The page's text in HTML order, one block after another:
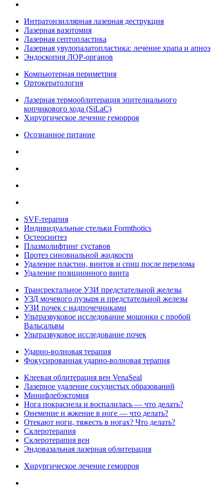
Интратонзиллярная лазерная деструкция
Лазерная вазотомия
Лазерная септопластика
Лазерная увулопалатопластика: лечение храпа и апноэ
Эндоскопия ЛОР-органов
Компьютерная периметрия
Ортокератология
Лазерная термооблитерация эпителиального
копчикового хода (SiLaC)
Хирургическое лечение геморроя
Осознанное питание
SVF-терапия
Индивидуальные стельки Formthotics
Остеосинтез
Плазмолифтинг суставов
Протез синовиальной жидкости
Удаление пластин, винтов и спиц после перелома
Удаление позиционного винта
Трансректальное УЗИ предстательной железы
УЗД мочевого пузыря и предстательной железы
УЗИ почек с надпочечниками
Ультразвуковое исследование мошонки с пробой
Вальсальвы
Ультразвуковое исследование почек
Ударно-волновая терапия
Фокусированная ударно-волновая терапия
Клеевая облитерация вен VenaSeal
Лазерное удаление сосудистых образований
Минифлебэктомия
Нога покраснела и воспалилась — что делать?
Онемение и жжение в ноге — что делать?
Отекают ноги, тяжесть в ногах? Что делать?
Склеротерапия
Склеротерапия вен
Эндовазальная лазерная облитерация
Хирургическое лечение геморроя